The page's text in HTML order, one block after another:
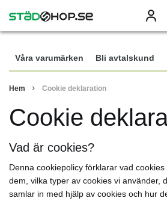
Våra varumärken Bli avtalskund
Hem Cookie deklaration
Cookie
Vad är cookies?
Denna cookiepolicy förklarar vad
dem, vilka typer av cookies vi använder,
samlar in med hjälp av cookies och hur